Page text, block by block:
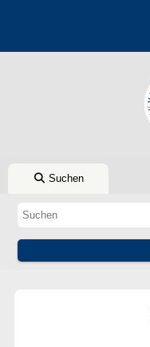
Suchen